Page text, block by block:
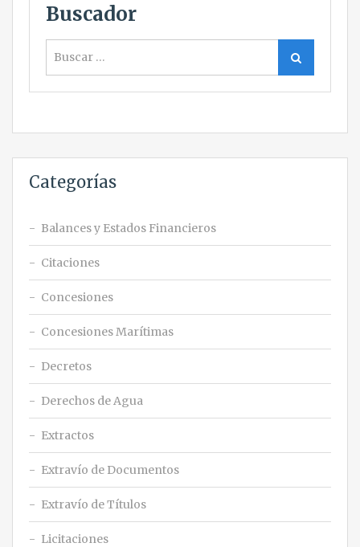
Buscador
Buscar
Categorías
Balances y Estados Financieros
Citaciones
Concesiones
Concesiones Marítimas
Decretos
Derechos de Agua
Extractos
Extravío de Documentos
Extravío de Títulos
Licitaciones